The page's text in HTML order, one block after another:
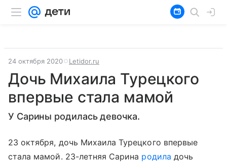
24 октября 2020 Letidor.ru
Дочь Михаила Турецкого
впервые стала мамой
У Сарины родилась девочка.
23 октября, дочь Михаила Турецкого впервые
стала мамой. 23-летняя Сарина родила дочь